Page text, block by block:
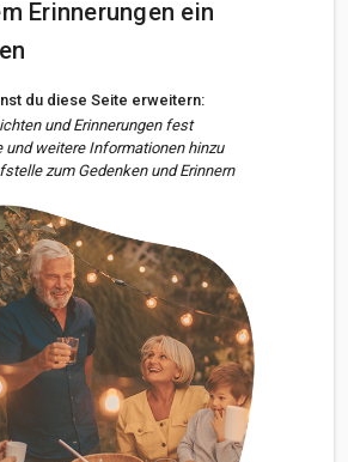
Erinnerungen ein
du diese Seite erweitern:
und Erinnerungen fest
und weitere Informationen hinzu
zum Gedenken und Erinnern